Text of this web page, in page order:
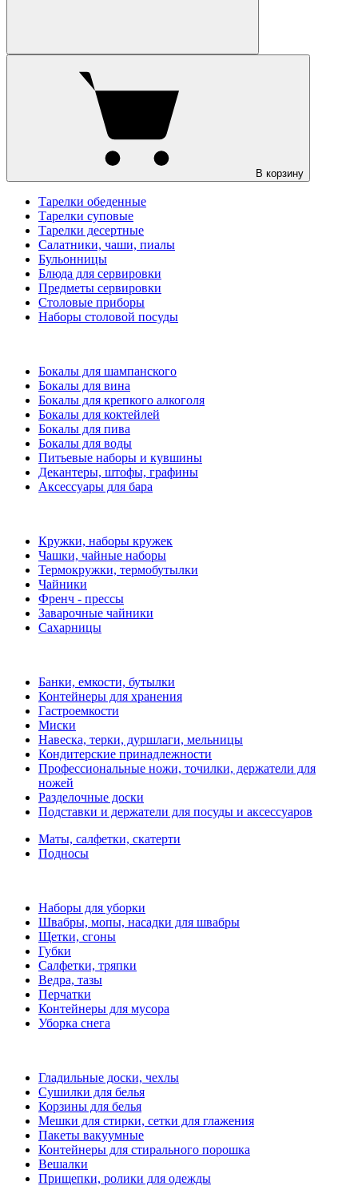
В корзину
Тарелки обеденные
Тарелки суповые
Тарелки десертные
Салатники, чаши, пиалы
Бульонницы
Блюда для сервировки
Предметы сервировки
Столовые приборы
Наборы столовой посуды
Бокалы для шампанского
Бокалы для вина
Бокалы для крепкого алкоголя
Бокалы для коктейлей
Бокалы для пива
Бокалы для воды
Питьевые наборы и кувшины
Декантеры, штофы, графины
Аксессуары для бара
Кружки, наборы кружек
Чашки, чайные наборы
Термокружки, термобутылки
Чайники
Френч - прессы
Заварочные чайники
Сахарницы
Банки, емкости, бутылки
Контейнеры для хранения
Гастроемкости
Миски
Навеска, терки, дуршлаги, мельницы
Кондитерские принадлежности
Профессиональные ножи, точилки, держатели для
ножей
Разделочные доски
Подставки и держатели для посуды и аксессуаров
Маты, салфетки, скатерти
Подносы
Наборы для уборки
Швабры, мопы, насадки для швабры
Щетки, сгоны
Губки
Салфетки, тряпки
Ведра, тазы
Перчатки
Контейнеры для мусора
Уборка снега
Гладильные доски, чехлы
Сушилки для белья
Корзины для белья
Мешки для стирки, сетки для глажения
Пакеты вакуумные
Контейнеры для стирального порошка
Вешалки
Прищепки, ролики для одежды